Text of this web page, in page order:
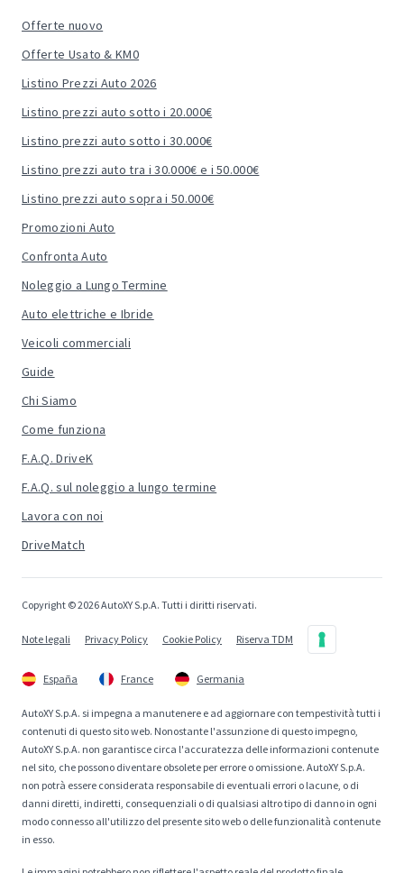
Offerte nuovo
Offerte Usato & KM0
Listino Prezzi Auto 2026
Listino prezzi auto sotto i 20.000€
Listino prezzi auto sotto i 30.000€
Listino prezzi auto tra i 30.000€ e i 50.000€
Listino prezzi auto sopra i 50.000€
Promozioni Auto
Confronta Auto
Noleggio a Lungo Termine
Auto elettriche e Ibride
Veicoli commerciali
Guide
Chi Siamo
Come funziona
F.A.Q. DriveK
F.A.Q. sul noleggio a lungo termine
Lavora con noi
DriveMatch
Copyright © 2026 AutoXY S.p.A. Tutti i diritti riservati.
Note legali Privacy Policy Cookie Policy Riserva TDM
España France Germania
AutoXY S.p.A. si impegna a manutenere e ad aggiornare con tempestività tutti i
contenuti di questo sito web. Nonostante l'assunzione di questo impegno,
AutoXY S.p.A. non garantisce circa l'accuratezza delle informazioni contenute
nel sito, che possono diventare obsolete per errore o omissione. AutoXY S.p.A.
non potrà essere considerata responsabile di eventuali errori o lacune, o di
danni diretti, indiretti, consequenziali o di qualsiasi altro tipo di danno in ogni
modo connesso all'utilizzo del presente sito web o delle funzionalità contenute
in esso.